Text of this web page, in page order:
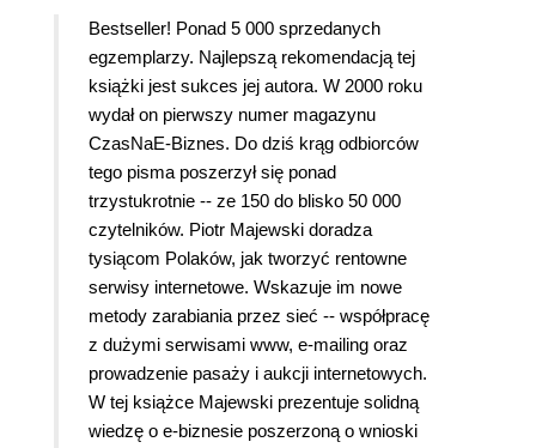
Bestseller! Ponad 5 000 sprzedanych
egzemplarzy. Najlepszą rekomendacją tej
książki jest sukces jej autora. W 2000 roku
wydał on pierwszy numer magazynu
CzasNaE-Biznes. Do dziś krąg odbiorców
tego pisma poszerzył się ponad
trzystukrotnie -- ze 150 do blisko 50 000
czytelników. Piotr Majewski doradza
tysiącom Polaków, jak tworzyć rentowne
serwisy internetowe. Wskazuje im nowe
metody zarabiania przez sieć -- współpracę
z dużymi serwisami www, e-mailing oraz
prowadzenie pasaży i aukcji internetowych.
W tej książce Majewski prezentuje solidną
wiedzę o e-biznesie poszerzoną o wnioski